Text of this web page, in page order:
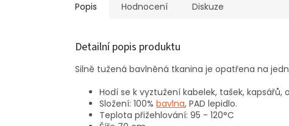
Popis Hodnocení Diskuze
Detailní popis produktu
Silně tužená bavlněná tkanina je opatřena na
Hodí se k vyztužení kabelek, tašek,
Složení: 100% bavlna, PAD lepidlo.
Teplota přižehlování: 95 - 120°C